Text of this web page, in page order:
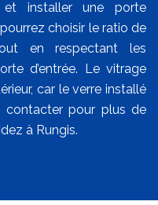
et installer une porte
choisir le ratio de
en respectant les
d’entrée. Le vitrage
car le verre installé
contacter pour plus de
à Rungis.